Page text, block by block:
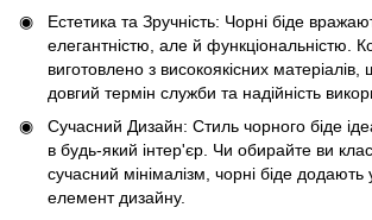
Естетика та Зручність: Чорні біде
елегантністю, але й функціональністю.
виготовлено з високоякісних
довгий термін служби та надійність
Сучасний Дизайн: Стиль чорного біде
в будь-який інтер'єр. Чи обирайте ви
сучасний мінімалізм, чорні біде додають
елемент дизайну.